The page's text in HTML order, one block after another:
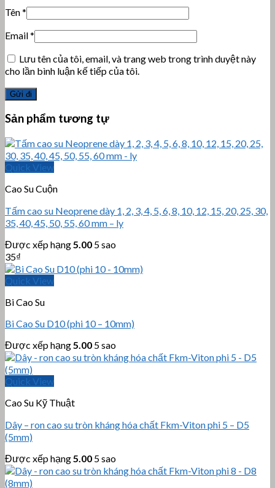
Tên*
Email*
Lưu tên của tôi, email, và trang web trong trình duyệt này
cho lần bình luận kế tiếp của tôi.
Sản phẩm tương tự
Quick View
Cao Su Cuộn
Tấm cao su Neoprene dày 1, 2, 3, 4, 5, 6, 8, 10, 12, 15, 20, 25, 30,
35, 40, 45, 50, 55, 60 mm – ly
Được xếp hạng5.00 5 sao
35₫
Quick View
Bi Cao Su
Bi Cao Su D10 (phi 10 – 10mm)
Được xếp hạng5.00 5 sao
Quick View
Cao Su Kỹ Thuật
Dây – ron cao su tròn kháng hóa chất Fkm-Viton phi 5 – D5
(5mm)
Được xếp hạng5.00 5 sao